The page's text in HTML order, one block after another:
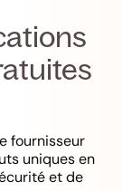
fournisseur
uniques en
et de